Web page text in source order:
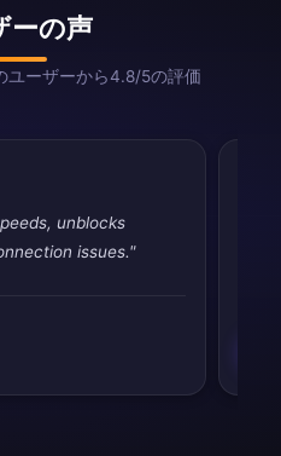
ーの声
ユーザーから4.8/5の評価
unblocks
issues."